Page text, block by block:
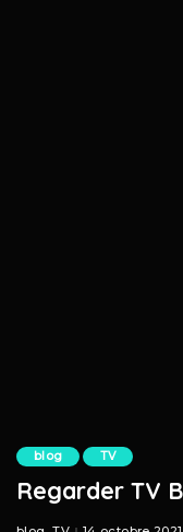
blog TV
Regarder TV